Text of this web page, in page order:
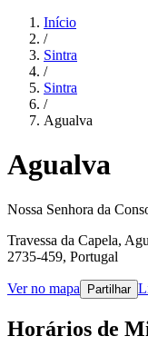
Início
/
Sintra
/
Sintra
/
Agualva
Agualva
Nossa Senhora da
Travessa da Capela,
2735-459, Portugal
Ver no mapa Partilhar
Horários de